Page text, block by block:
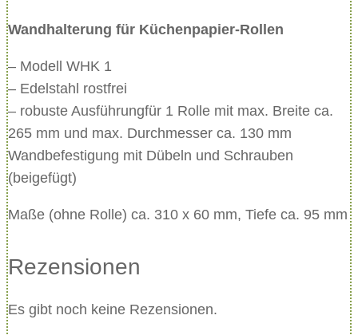
u
n
g
f
ü
r
K
ü
c
h
e
n
p
a
p
Wandhalterung für Küchenpapier-Rollen
– Modell WHK 1
– Edelstahl rostfrei
– robuste Ausführungfür 1 Rolle mit max. Breite ca.
265 mm und max. Durchmesser ca. 130 mm
Wandbefestigung mit Dübeln und Schrauben
(beigefügt)
Maße (ohne Rolle) ca. 310 x 60 mm, Tiefe ca. 95 mm
Rezensionen
Es gibt noch keine Rezensionen.